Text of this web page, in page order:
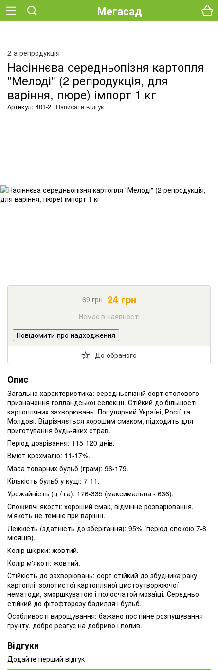
Мегасад
2-а репродукція
Насіннєва середньопізня картопля
"Мелоді" (2 репродукція, для
варіння, пюре) імпорт 1 кг
Артикул: 401-2 Написати відгук
69грн 24грн
Немає в наявності
Повідомити про надходження
До обраного
Опис
Загальна характеристика: середньопізній сорт столового
призначення голландської селекції. Стійкий до більшості
картопляних захворювань. Популярний Україні, Росії та
Молдові. Відрізняється хорошим смаком, підходить для
приготування будь-яких страв.
Період дозрівання: 115-120 днів.
Вміст крохмалю: 11-17%.
Маса товарних бульб (грам): 96-179.
Кількість бульб у кущі: 7-11.
Урожайність (ц / га): 176-335 (максимальна - 636).
Споживчі якості: хороший смак, відмінне розварювання,
м'якоть не темніє при варінні.
Лежкість (здатність до зберігання): 95% (період спокою 7-8
місяців).
Колір шкірки: жовтий.
Колір м'якоті: жовтий.
Стійкість до захворювань: сорт стійкий до збудника раку
картоплі, золотистої картопляної цистоутворюючої
нематоди, зморшкуватою і полосчатой ​​мозаїці. Середньо
стійкий до фітофторозу бадилля і бульб.
Особливості вирощування: бажано постійне розпушування
грунту, добре реагує на добриво і полив.
Відгуки
Додайте перший відгук